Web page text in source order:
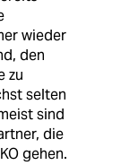
wieder
den
zu
selten
sind
die
gehen.